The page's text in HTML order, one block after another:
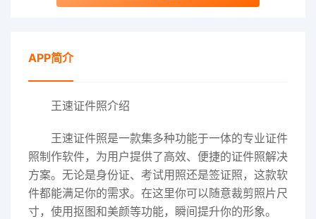
APP简介
王速证件照介绍
王速证件照是一款集多种功能于一体的专业证件
照制作软件，为用户提供了高效、便捷的证件照解决
方案。无论是身份证、考试用照还是签证照，这款软
件都能满足你的需求。在这里你可以随意裁剪照片尺
寸，使用抠图和美颜等功能，瞬间提升你的形象。